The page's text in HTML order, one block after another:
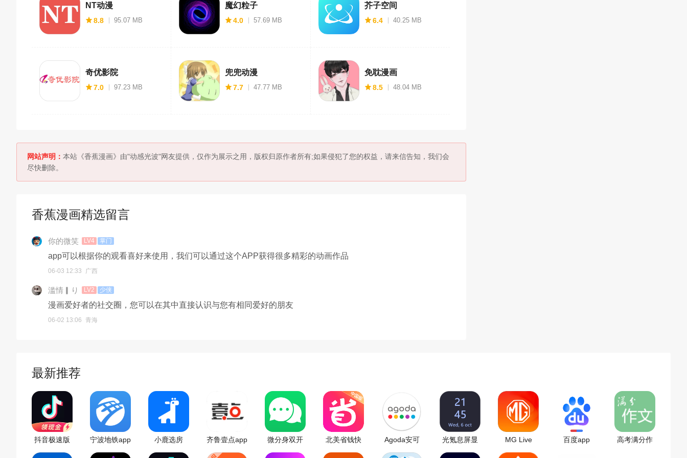
NT动漫
8.8 95.07 MB
魔幻粒子
4.0 57.69 MB
芥子空间
6.4 40.25 MB
奇优影院
7.0 97.23 MB
兜兜动漫
7.7 47.77 MB
免耽漫画
8.5 48.04 MB
网站声明： 本站《香蕉漫画》由"动感光波"网友提供，仅作为展示之用，版权归原作者所有;如果侵犯了您的权益，请来信告知，我们会
尽快删除。
香蕉漫画精选留言
你的微笑 LV4 掌门
app可以根据你的观看喜好来使用，我们可以通过这个APP获得很多精彩的动画作品
06-03 12:33 广西
滥情▎り LV2 少侠
漫画爱好者的社交圈，您可以在其中直接认识与您有相同爱好的朋友
06-02 13:06 青海
最新推荐
抖音极速版 宁波地铁app 小鹿选房 齐鲁壹点app
微分身双开
北美省钱快
Agoda安可
光氪息屏显
MG Live
百度app
高考满分作